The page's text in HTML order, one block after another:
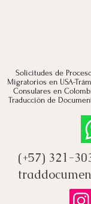
(+57) 321-
Solicitudes de
Migratorios en USA-
Consulares en
Traducción de